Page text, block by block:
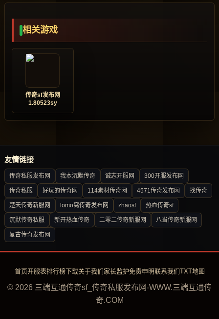
相关游戏
传奇sf发布网
1.80523sy
友情链接
传奇私服发布网 我本沉默传奇 诚志开服网 300开服发布网
传奇私服 好玩的传奇网 114素材传奇网 4571传奇发布网 找传奇
楚天传奇新服网 lomo窝传奇发布网 zhaosf 热血传奇sf
沉默传奇私服 新开热血传奇 二零二传奇新服网 八当传奇新服网
复古传奇发布网
首页开服表排行榜下载关于我们 家长监护免责申明联系我们TXT地图
© 2026 三端互通传奇sf_传奇私服发布网-WWW.三端互通传
奇.COM